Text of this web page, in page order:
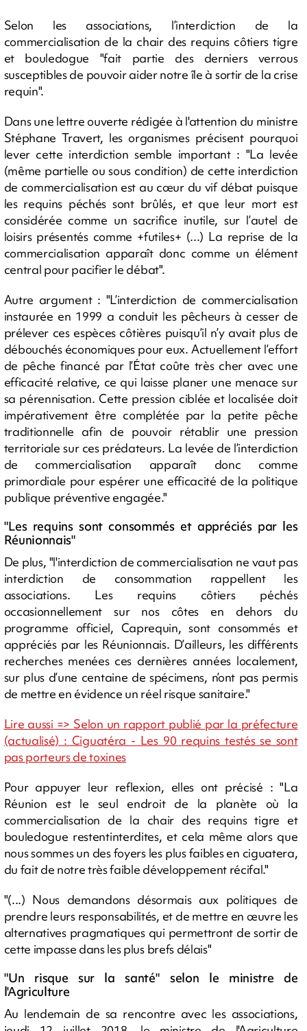
Selon les associations, l’interdiction de la
commercialisation de la chair des requins côtiers tigre
et bouledogue "fait partie des derniers verrous
susceptibles de pouvoir aider notre île à sortir de la crise
requin".
Dans une lettre ouverte rédigée à l'attention du ministre
Stéphane Travert, les organismes précisent pourquoi
lever cette interdiction semble important : "La levée
(même partielle ou sous condition) de cette interdiction
de commercialisation est au cœur du vif débat puisque
les requins péchés sont brûlés, et que leur mort est
considérée comme un sacrifice inutile, sur l’autel de
loisirs présentés comme +futiles+ (...) La reprise de la
commercialisation apparaît donc comme un élément
central pour pacifier le débat".
Autre argument : "L’interdiction de commercialisation
instaurée en 1999 a conduit les pêcheurs à cesser de
prélever ces espèces côtières puisqu’il n’y avait plus de
débouchés économiques pour eux. Actuellement l’effort
de pêche financé par l’État coûte très cher avec une
efficacité relative, ce qui laisse planer une menace sur
sa pérennisation. Cette pression ciblée et localisée doit
impérativement être complétée par la petite pêche
traditionnelle afin de pouvoir rétablir une pression
territoriale sur ces prédateurs. La levée de l’interdiction
de commercialisation apparaît donc comme
primordiale pour espérer une efficacité de la politique
publique préventive engagée."
"Les requins sont consommés et appréciés par les
Réunionnais"
De plus, "l'interdiction de commercialisation ne vaut pas
interdiction de consommation rappellent les
associations. Les requins côtiers péchés
occasionnellement sur nos côtes en dehors du
programme officiel, Caprequin, sont consommés et
appréciés par les Réunionnais. D’ailleurs, les différents
recherches menées ces dernières années localement,
sur plus d’une centaine de spécimens, n’ont pas permis
de mettre en évidence un réel risque sanitaire."
Lire aussi => Selon un rapport publié par la préfecture
(actualisé) : Ciguatéra - Les 90 requins testés se sont
pas porteurs de toxines
Pour appuyer leur reflexion, elles ont précisé : "La
Réunion est le seul endroit de la planète où la
commercialisation de la chair des requins tigre et
bouledogue restentinterdites, et cela même alors que
nous sommes un des foyers les plus faibles en ciguatera,
du fait de notre très faible développement récifal."
"(...) Nous demandons désormais aux politiques de
prendre leurs responsabilités, et de mettre en œuvre les
alternatives pragmatiques qui permettront de sortir de
cette impasse dans les plus brefs délais"
"Un risque sur la santé" selon le ministre de
l'Agriculture
Au lendemain de sa rencontre avec les associations,